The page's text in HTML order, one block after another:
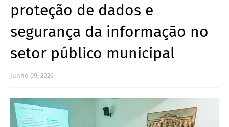
proteção de dados e
segurança da informação no
setor público municipal
junho 09, 2026